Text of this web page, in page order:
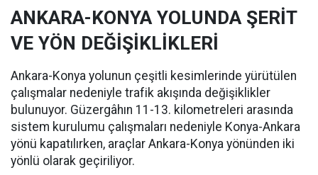
ANKARA-KONYA YOLUNDA ŞERİT
VE YÖN DEĞİŞİKLİKLERİ
Ankara-Konya yolunun çeşitli kesimlerinde yürütülen
çalışmalar nedeniyle trafik akışında değişiklikler
bulunuyor. Güzergâhın 11-13. kilometreleri arasında
sistem kurulumu çalışmaları nedeniyle Konya-Ankara
yönü kapatılırken, araçlar Ankara-Konya yönünden iki
yönlü olarak geçiriliyor.